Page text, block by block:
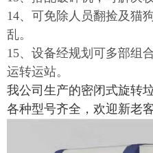
14、可免除人员翻捡及猫
乱。
15、设备经规划可多部组
运转运站。
我公司生产的密闭式旋转
各种型号齐全，欢迎新老